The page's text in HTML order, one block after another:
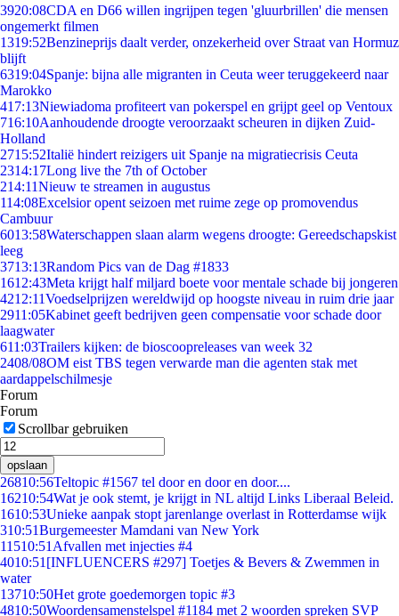
3920:08CDA en D66 willen ingrijpen tegen 'gluurbrillen' die mensen
ongemerkt filmen
1319:52Benzineprijs daalt verder, onzekerheid over Straat van Hormuz
blijft
6319:04Spanje: bijna alle migranten in Ceuta weer teruggekeerd naar
Marokko
417:13Niewiadoma profiteert van pokerspel en grijpt geel op Ventoux
716:10Aanhoudende droogte veroorzaakt scheuren in dijken Zuid-
Holland
2715:52Italië hindert reizigers uit Spanje na migratiecrisis Ceuta
2314:17Long live the 7th of October
214:11Nieuw te streamen in augustus
114:08Excelsior opent seizoen met ruime zege op promovendus
Cambuur
6013:58Waterschappen slaan alarm wegens droogte: Gereedschapskist
leeg
3713:13Random Pics van de Dag #1833
1612:43Meta krijgt half miljard boete voor mentale schade bij jongeren
4212:11Voedselprijzen wereldwijd op hoogste niveau in ruim drie jaar
2911:05Kabinet geeft bedrijven geen compensatie voor schade door
laagwater
611:03Trailers kijken: de bioscoopreleases van week 32
2408/08OM eist TBS tegen verwarde man die agenten stak met
aardappelschilmesje
Forum
Forum
Scrollbar gebruiken
opslaan
26810:56Teltopic #1567 tel door en door en door....
16210:54Wat je ook stemt, je krijgt in NL altijd Links Liberaal Beleid.
1610:53Unieke aanpak stopt jarenlange overlast in Rotterdamse wijk
310:51Burgemeester Mamdani van New York
11510:51 Afvallen met injecties #4
4010:51 [INFLUENCERS #297] Toetjes & Bevers & Zwemmen in
water
13710:50Het grote goedemorgen topic #3
4810:50Woordensamenstelspel #1184 met 2 woorden spreken SVP